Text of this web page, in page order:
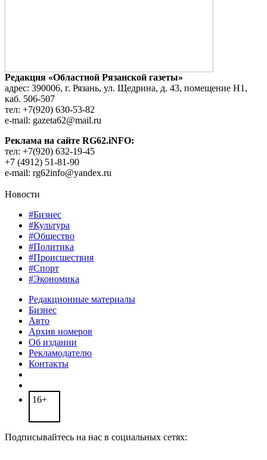
Редакция «Областной Рязанской газеты»
адрес: 390006, г. Рязань, ул. Щедрина, д. 43, помещение Н1,
каб. 506-507
тел: +7(920) 630-53-82
e-mail: gazeta62@mail.ru
Реклама на сайте RG62.iNFO:
тел: +7(920) 632-19-45
+7 (4912) 51-81-90
e-mail: rg62info@yandex.ru
Новости
#Бизнес
#Культура
#Общество
#Политика
#Происшествия
#Спорт
#Экономика
Редакционные материалы
Бизнес
Авто
Архив номеров
Об издании
Рекламодателю
Контакты
16+
Подписывайтесь на нас в социальных сетях: